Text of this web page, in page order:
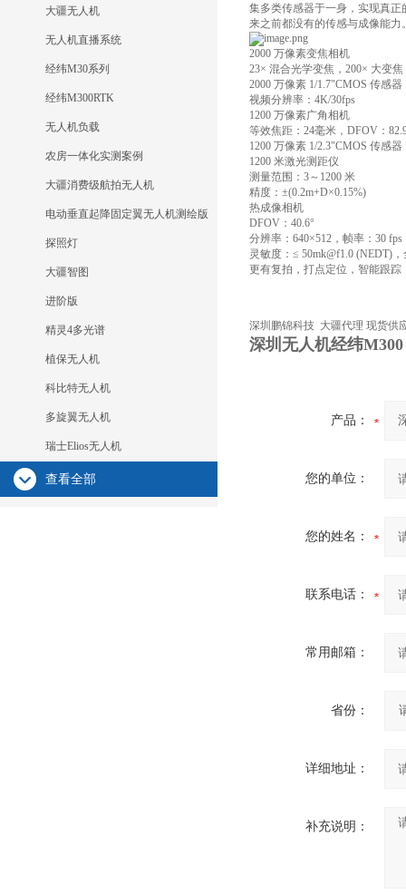
大疆无人机
无人机直播系统
经纬M30系列
经纬M300RTK
无人机负载
农房一体化实测案例
大疆消费级航拍无人机
电动垂直起降固定翼无人机测绘版
探照灯
大疆智图
进阶版
精灵4多光谱
植保无人机
科比特无人机
多旋翼无人机
瑞士Elios无人机
查看全部
集多类传感器于一身，实现真
来之前都没有的传感与成像能力
2000 万像素变焦相机
23× 混合光学变焦，200× 大变焦
2000 万像素 1/1.7"CMOS 传感器
视频分辨率：4K/30fps
1200 万像素广角相机
等效焦距：24毫米，DFOV：
1200 万像素 1/2.3"CMOS 传感器
1200 米激光测距仪
测量范围：3～1200 米
精度：±(0.2m+D×0.15%)
热成像相机
DFOV：40.6°
分辨率：640×512，帧率：30 fps
灵敏度：≤ 50mk@f1.0 (NEDT)
更有复拍，打点定位，智能跟
深圳鹏锦科技 大疆代理 现货供
深圳无人机经纬
产品：
您的单位：
您的姓名：
联系电话：
常用邮箱：
省份：
详细地址：
补充说明：